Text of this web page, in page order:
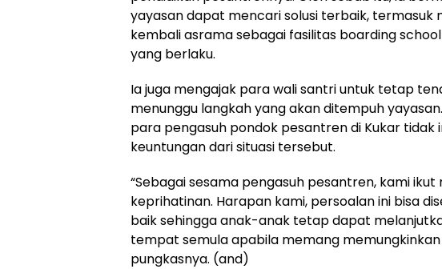
yayasan dapat mencari solusi terbaik, termasuk
kembali asrama sebagai fasilitas boarding
yang berlaku.
Ia juga mengajak para wali santri untuk tetap
menunggu langkah yang akan ditempuh
para pengasuh pondok pesantren di Kukar tidak
keuntungan dari situasi tersebut.
“Sebagai sesama pengasuh pesantren, kami
keprihatinan. Harapan kami, persoalan ini bisa
baik sehingga anak-anak tetap dapat
tempat semula apabila memang memungkinkan
pungkasnya. (and)